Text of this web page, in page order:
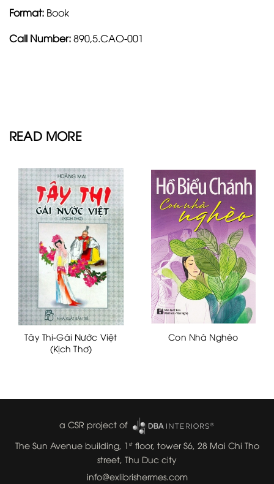
Format: Book
Call Number:890,5.CAO-001
READ MORE
Tây Thi-Gái Nước Việt
(Kịch Thơ)
Con Nhà Nghèo
a CSR project of
The Sun Avenue building, 1 stfloor, tower S6, 28 Mai Chi Tho
street, Thu Duc city
info@exlibrishermes.com